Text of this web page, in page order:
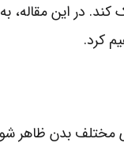
در این مقاله، به
کرد.
مختلف بدن ظاهر